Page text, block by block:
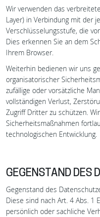
Wir verwenden das
Layer) in Verbindung mit der
Verschlüsselungsstufe, die
Dies erkennen Sie an dem
Ihrem Browser.
Weiterhin bedienen wir uns
organisatorischer
zufällige oder vorsätzliche
vollständigen Verlust,
Zugriff Dritter zu schützen.
Sicherheitsmaßnahmen
technologischen Entwicklung.
GEGENSTAND DES
Gegenstand des
Diese sind nach Art. 4 Abs. 1
persönlich oder sachliche